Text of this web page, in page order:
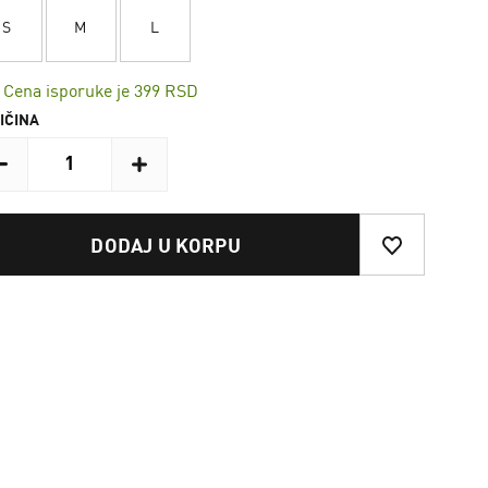
S M
Cena isporuke je 399 RSD
DODAJ U KORPU